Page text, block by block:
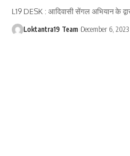
L19 DESK : आदिवासी सेंगल अभियान के
Loktantra19 Team December 6, 2023